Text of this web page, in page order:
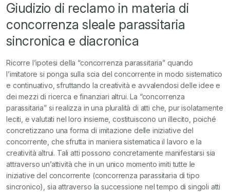
Giudizio di reclamo in materia di
concorrenza sleale parassitaria
sincronica e diacronica
Ricorre l’ipotesi della “concorrenza parassitaria” quando
l’imitatore si ponga sulla scia del concorrente in modo sistematico
e continuativo, sfruttando la creatività e avvalendosi delle idee e
dei mezzi di ricerca e finanziari altrui. La “concorrenza
parassitaria” si realizza in una pluralità di atti che, purisolatamente
leciti, e valutati nel loro insieme, costituiscono un illecito, poiché
concretizzano una forma di imitazione delle iniziative del
concorrente, che sfrutta in maniera sistematica il lavoro e la
creatività altrui. Tali atti possono concretamente manifestarsi sia
attraverso un’attività che in un unico momento imiti tutte le
iniziative del concorrente (concorrenza parassitaria di tipo
sincronico), sia attraverso la successione nel tempo di singoli atti